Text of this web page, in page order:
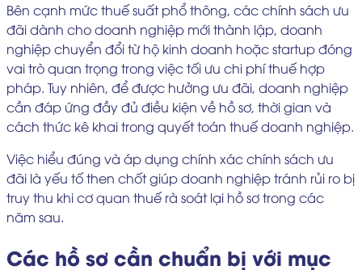
Bên cạnh mức thuế suất phổ thông, các chính sách ưu
đãi dành cho doanh nghiệp mới thành lập, doanh
nghiệp chuyển đổi từ hộ kinh doanh hoặc startup đóng
vai trò quan trọng trong việc tối ưu chi phí thuế hợp
pháp. Tuy nhiên, để được hưởng ưu đãi, doanh nghiệp
cần đáp ứng đầy đủ điều kiện về hồ sơ, thời gian và
cách thức kê khai trong quyết toán thuế doanh nghiệp.
Việc hiểu đúng và áp dụng chính xác chính sách ưu
đãi là yếu tố then chốt giúp doanh nghiệp tránh rủi ro bị
truy thu khi cơ quan thuế rà soát lại hồ sơ trong các
năm sau.
Các hồ sơ cần chuẩn bị với mục